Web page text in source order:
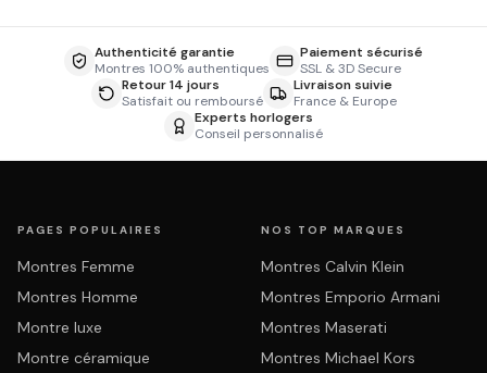
Authenticité garantie
Montres 100% authentiques
Paiement sécurisé
SSL & 3D Secure
Retour 14 jours
Satisfait ou remboursé
Livraison suivie
France & Europe
Experts horlogers
Conseil personnalisé
PAGES POPULAIRES
Montres Femme
Montres Homme
Montre luxe
Montre céramique
NOS TOP MARQUES
Montres Calvin Klein
Montres Emporio Armani
Montres Maserati
Montres Michael Kors